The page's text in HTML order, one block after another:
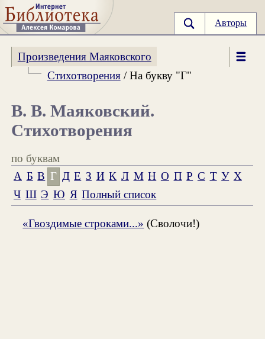
Авторы
Произведения Маяковского
Стихотворения/ На букву "Г"
В. В. Маяковский.
Стихотворения
по буквам
А Б В Г Д Е З И К Л М Н О П Р С Т У Х
Ч Ш Э Ю Я Полный список
«Гвоздимые строками...» (Сволочи!)